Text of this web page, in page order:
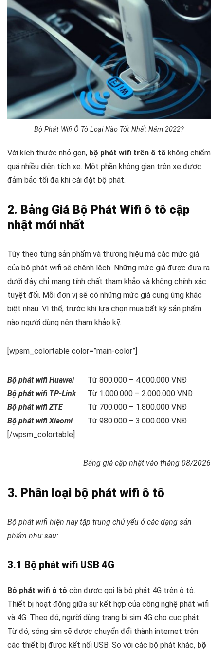
Bộ Phát Wifi Ô Tô Loại Nào Tốt Nhất Năm 2022?
Với kích thước nhỏ gọn, bộ phát wifi trên ô tô không chiếm
quá nhiều diện tích xe. Một phần không gian trên xe được
đảm bảo tối đa khi cài đặt bộ phát.
2. Bảng Giá Bộ Phát Wifi ô tô cập
nhật mới nhất
Tùy theo từng sản phẩm và thương hiệu mà các mức giá
của bộ phát wifi sẽ chênh lệch. Những mức giá được đưa ra
dưới đây chỉ mang tính chất tham khảo và không chính xác
tuyệt đối. Mỗi đơn vị sẽ có những mức giá cung ứng khác
biệt nhau. Vì thế, trước khi lựa chọn mua bất kỳ sản phẩm
nào người dùng nên tham khảo kỹ.
[wpsm_colortable color=”main-color”]
Bộ phát wifi Huawei
Từ 800.000 – 4.000.000 VNĐ
Bộ phát wifi TP-Link
Từ 1.000.000 – 2.000.000 VNĐ
Bộ phát wifi ZTE
Từ 700.000 – 1.800.000 VNĐ
Bộ phát wifi Xiaomi
Từ 980.000 – 3.000.000 VNĐ
[/wpsm_colortable]
Bảng giá cập nhật vào tháng 08/2026
3. Phân loại bộ phát wifi ô tô
Bộ phát wifi hiện nay tập trung chủ yếu ở các dạng sản
phẩm như sau:
3.1 Bộ phát wifi USB 4G
Bộ phát wifi ô tô còn được gọi là bộ phát 4G trên ô tô.
Thiết bị hoạt động giữa sự kết hợp của công nghệ phát wifi
và 4G. Theo đó, người dùng trang bị sim 4G cho cục phát.
Từ đó, sóng sim sẽ được chuyển đổi thành internet trên
các thiết bị được kết nối USB. So với các bộ phát khác, bộ